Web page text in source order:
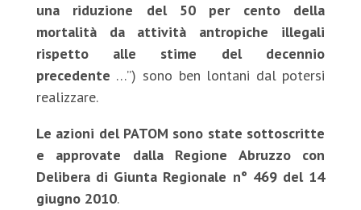
una riduzione del 50 per cento della
mortalità da attività antropiche illegali
rispetto alle stime del decennio
precedente …”) sono ben lontani dal potersi
realizzare.
Le azioni del PATOM sono state sottoscritte
e approvate dalla Regione Abruzzo con
Delibera di Giunta Regionale n° 469 del 14
giugno 2010.